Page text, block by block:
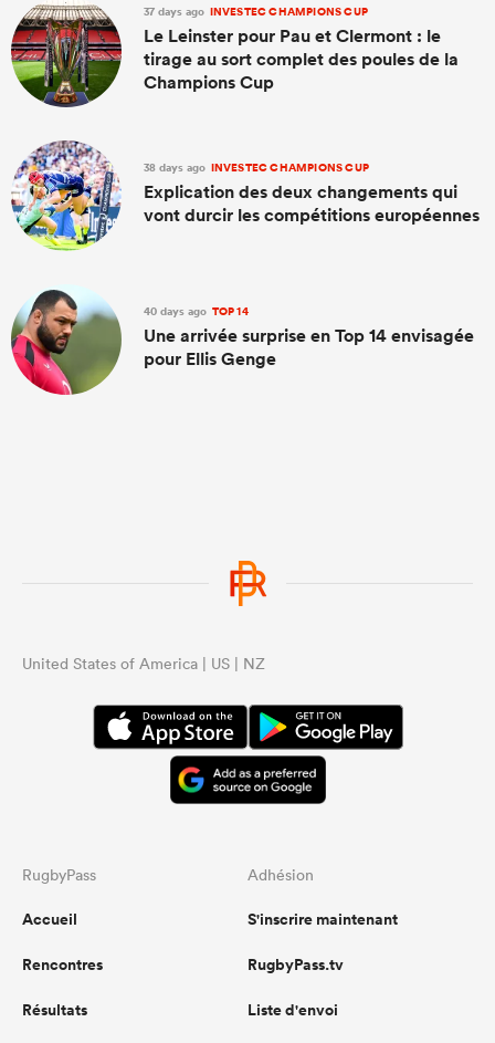
37 days ago INVESTEC CHAMPIONS CUP
Le Leinster pour Pau et Clermont : le
tirage au sort complet des poules de la
Champions Cup
38 days ago INVESTEC CHAMPIONS CUP
Explication des deux changements qui
vont durcir les compétitions européennes
40 days ago TOP 14
Une arrivée surprise en Top 14 envisagée
pour Ellis Genge
United States of America | US | NZ
RugbyPass
Accueil
Rencontres
Résultats
Adhésion
S'inscrire maintenant
RugbyPass.tv
Liste d'envoi